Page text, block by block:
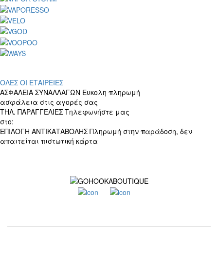
ΟΛΕΣ ΟΙ ΕΤΑΙΡΕΙΕΣ
ΑΣΦΑΛΕΙΑ ΣΥΝΑΛΛΑΓΩΝ Ευκολη πληρωμή
ασφάλεια στις αγορές σας
ΤΗΛ. ΠΑΡΑΓΓΕΛΙΕΣ Τηλεφωνήστε μας
στο:
ΕΠΙΛΟΓΗ ΑΝΤΙΚΑΤΑΒΟΛΗΣ Πληρωμή στην παράδοση, δεν
απαιτείται πιστωτική κάρτα